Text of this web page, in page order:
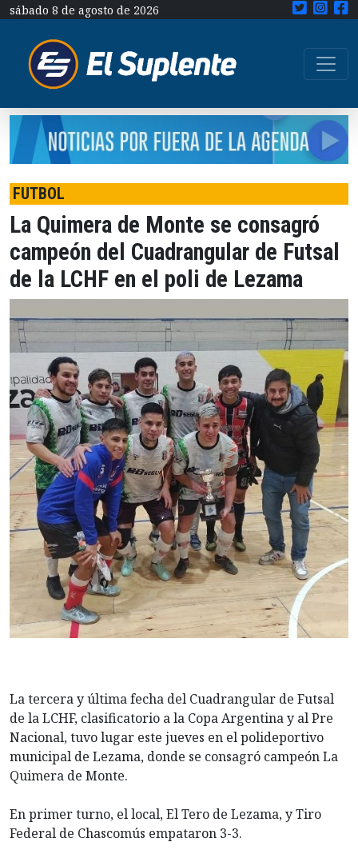
sábado 8 de agosto de 2026
FUTBOL
La Quimera de Monte se consagró
campeón del Cuadrangular de Futsal
de la LCHF en el poli de Lezama
La tercera y última fecha del Cuadrangular de Futsal
de la LCHF, clasificatorio a la Copa Argentina y al Pre
Nacional, tuvo lugar este jueves en el polideportivo
municipal de Lezama, donde se consagró campeón La
Quimera de Monte.
En primer turno, el local, El Tero de Lezama, y Tiro
Federal de Chascomús empataron 3-3.